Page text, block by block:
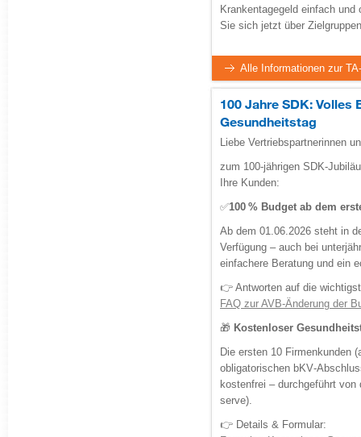
Krankentagegeld einfach
Sie sich jetzt über
Alle Informationen zur
100 Jahre SDK: Volles
Gesundheitstag
Liebe Vertriebspartnerinnen
zum 100‑jährigen
Ihre Kunden:
✅100 % Budget ab dem
Ab dem 01.06.2026 steht in
Verfügung – auch bei
einfachere Beratung und ein
👉 Antworten auf die
FAQ zur AVB‑Änderung der
🎁 Kostenloser
Die ersten 10 Firmenkunden
obligatorischen
kostenfrei – durchgeführt
serve).
👉 Details & Formular: